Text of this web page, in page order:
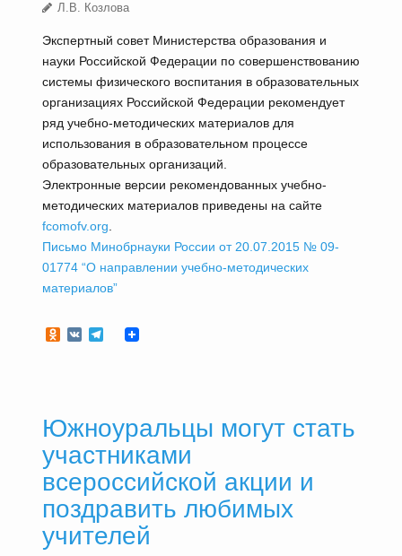
Л.В. Козлова
Экспертный совет Министерства образования и
науки Российской Федерации по совершенствованию
системы физического воспитания в образовательных
организациях Российской Федерации рекомендует
ряд учебно-методических материалов для
использования в образовательном процессе
образовательных организаций.
Электронные версии рекомендованных учебно-
методических материалов приведены на сайте
fcomofv.org
Письмо Минобрнауки России от 20.07.2015 № 09-
01774 “О направлении учебно-методических
материалов”
Odnoklassniki
VKTelegram
Южноуральцы могут стать
участниками
всероссийской акции и
поздравить любимых
учителей